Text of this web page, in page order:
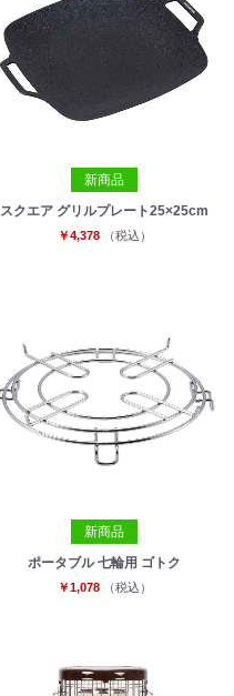
新商品
スクエア グリルプレート25×25cm
￥4,378 （税込）
新商品
ポータブル 七輪用 ゴトク
￥1,078 （税込）